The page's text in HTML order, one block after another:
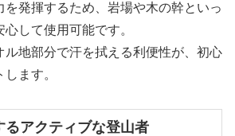
を発揮するため、岩場や木の幹といっ
して使用可能です。
ル地部分で汗を拭える利便性が、初心
ます。
るアクティブな登山者